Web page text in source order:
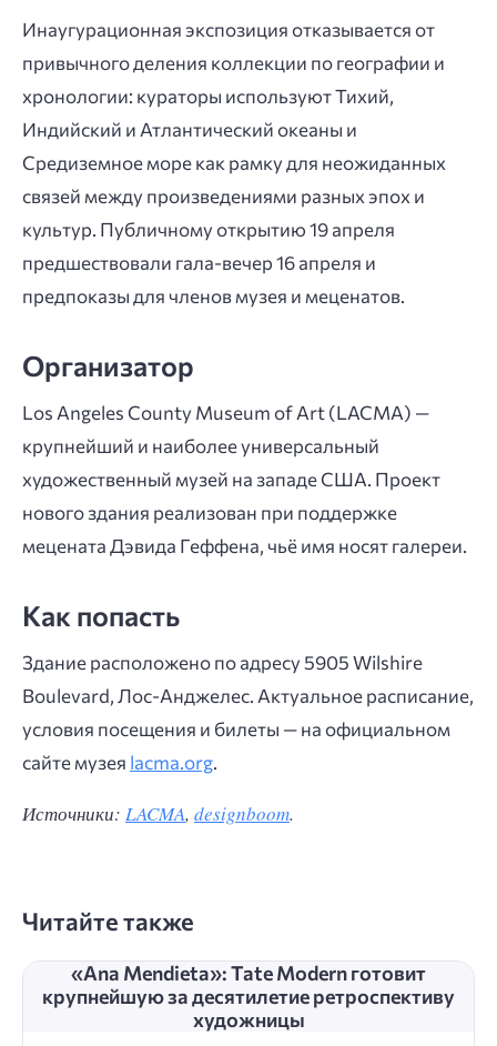
Инаугурационная экспозиция отказывается от
привычного деления коллекции по географии и
хронологии: кураторы используют Тихий,
Индийский и Атлантический океаны и
Средиземное море как рамку для неожиданных
связей между произведениями разных эпох и
культур. Публичному открытию 19 апреля
предшествовали гала-вечер 16 апреля и
предпоказы для членов музея и меценатов.
Организатор
Los Angeles County Museum of Art (LACMA) —
крупнейший и наиболее универсальный
художественный музей на западе США. Проект
нового здания реализован при поддержке
мецената Дэвида Геффена, чьё имя носят галереи.
Как попасть
Здание расположено по адресу 5905 Wilshire
Boulevard, Лос-Анджелес. Актуальное расписание,
условия посещения и билеты — на официальном
сайте музея lacma.org.
Источники: LACMA, designboom.
Читайте также
«Ana Mendieta»: Tate Modern готовит
крупнейшую за десятилетие ретроспективу
художницы